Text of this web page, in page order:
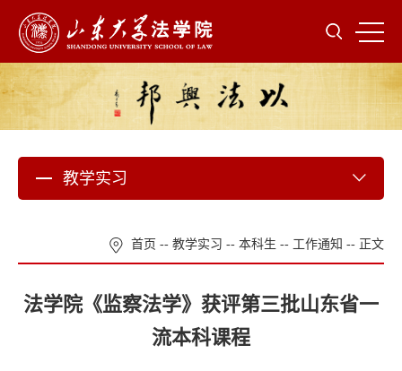
教学实习
首页 -- 教学实习 -- 本科生 -- 工作通知 -- 正文
法学院《监察法学》获评第三批山东省一
流本科课程